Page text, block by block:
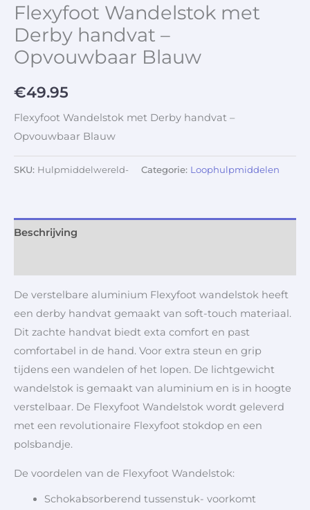
Flexyfoot Wandelstok met
Derby handvat –
Opvouwbaar Blauw
€49.95
Flexyfoot Wandelstok met Derby handvat –
Opvouwbaar Blauw
SKU: Hulpmiddelwereld- Categorie: Loophulpmiddelen
Beschrijving
De verstelbare aluminium Flexyfoot wandelstok heeft
een derby handvat gemaakt van soft-touch materiaal.
Dit zachte handvat biedt exta comfort en past
comfortabel in de hand. Voor extra steun en grip
tijdens een wandelen of het lopen. De lichtgewicht
wandelstok is gemaakt van aluminium en is in hoogte
verstelbaar. De Flexyfoot Wandelstok wordt geleverd
met een revolutionaire Flexyfoot stokdop en een
polsbandje.
De voordelen van de Flexyfoot Wandelstok:
Schokabsorberend tussenstuk- voorkomt